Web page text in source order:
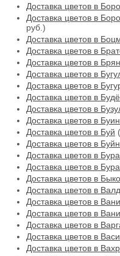
Доставка цветов в
Доставка цветов в
руб.)
Доставка цветов в
Доставка цветов в
Доставка цветов в
Доставка цветов в
Доставка цветов в
Доставка цветов в
Доставка цветов в
Доставка цветов в
Доставка цветов в Буй
Доставка цветов в
Доставка цветов в
Доставка цветов в
Доставка цветов в
Доставка цветов в
Доставка цветов в
Доставка цветов в
Доставка цветов в
Доставка цветов в
Доставка цветов в